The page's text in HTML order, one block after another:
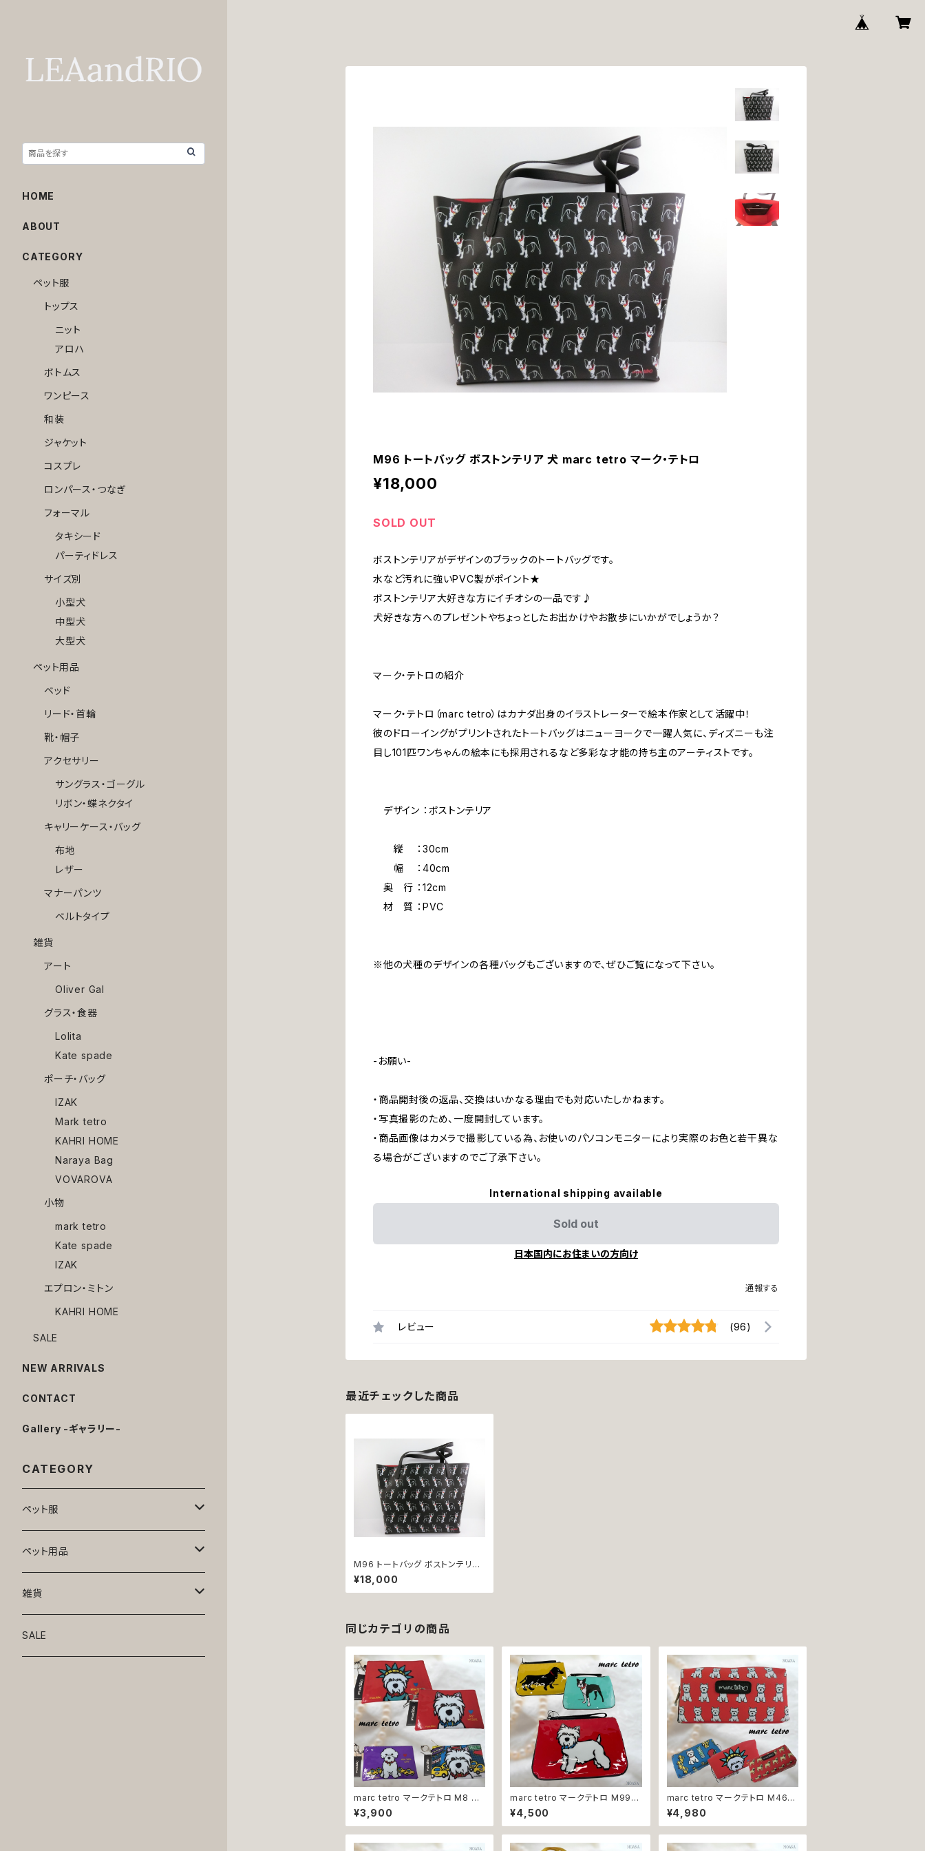
M96 トートバッグ ボストンテリア 犬 marc tetro マーク・テトロ
¥18,000
SOLD OUT
ボストンテリアがデザインのブラックのトートバッグです。
水など汚れに強いPVC製がポイント★
ボストンテリア大好きな方にイチオシの一品です♪
犬好きな方へのプレゼントやちょっとしたお出かけやお散歩にいかがでしょうか？
マーク・テトロの紹介
マーク・テトロ（marc tetro）はカナダ出身のイラストレーターで絵本作家として活躍中！
彼のドローイングがプリントされたトートバッグはニューヨークで一躍人気に、ディズニーも注
目し101匹ワンちゃんの絵本にも採用されるなど多彩な才能の持ち主のアーティストです。
デザイン ：ボストンテリア
縦 ：30cm
幅 ：40cm
奥 行 ：12cm
材 質 ：PVC
※他の犬種のデザインの各種バッグもございますので、ぜひご覧になって下さい。
-お願い-
・商品開封後の返品、交換はいかなる理由でも対応いたしかねます。
・写真撮影のため、一度開封しています。
・商品画像はカメラで撮影している為、お使いのパソコンモニターにより実際のお色と若干異な
る場合がございますのでご了承下さい。
International shipping available
Sold out
日本国内にお住まいの方向け
通報する
レビュー (96)
最近チェックした商品
M96 トートバッグ ボストンテリア
犬 marc tetro マーク・テトロ
¥18,000
同じカテゴリの商品
marc tetro マークテトロ M8 M1
4 M15 M17 ポーチ 小物入れ 化
粧ポーチ ウエストハイランドホワ
イトテリア プードル 犬
¥3,900
marc tetro マークテトロ M99
M102 M103 ポーチ 薄型 レディ
ース ボストンテリア ウエストハイ
ランドホワイトテリア ミニチュアダ
¥4,500
marc tetro マークテトロ M46
M48 M52 M56 ポーチ 小物入れ
化粧ポーチ コスメポーチ ウエスト
ハイランドホワイトテリア パグ 犬
¥4,980
HOME
ABOUT
CATEGORY
ペット服
トップス
ニット
アロハ
ボトムス
ワンピース
和装
ジャケット
コスプレ
ロンパース・つなぎ
フォーマル
タキシード
パーティドレス
サイズ別
小型犬
中型犬
大型犬
ペット用品
ベッド
リード・首輪
靴・帽子
アクセサリー
サングラス・ゴーグル
リボン・蝶ネクタイ
キャリーケース・バッグ
布地
レザー
マナーパンツ
ベルトタイプ
雑貨
アート
Oliver Gal
グラス・食器
Lolita
Kate spade
ポーチ・バッグ
IZAK
Mark tetro
KAHRI HOME
Naraya Bag
VOVAROVA
小物
mark tetro
Kate spade
IZAK
エプロン・ミトン
KAHRI HOME
SALE
NEW ARRIVALS
CONTACT
Gallery -ギャラリー-
CATEGORY
ペット服
トップス
ニット
アロハ
ボトムス
ワンピース
ペット用品
ベッド
リード・首輪
雑貨
アート
SALE